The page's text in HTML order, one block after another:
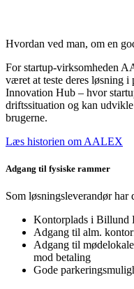
Hvordan ved man, om en
For startup-virksomheden
været at teste deres løsning
Innovation Hub – hvor
driftssituation og kan
brugerne.
Læs historien om AALEX
Adgang til fysiske rammer
Som løsningsleverandør har
Kontorplads i Billund
Adgang til alm.
Adgang til
mod betaling
Gode